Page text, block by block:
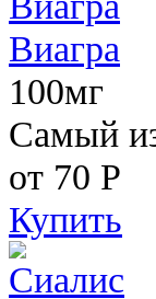
Виагра
100мг
Самый
от 70 Р
Купить